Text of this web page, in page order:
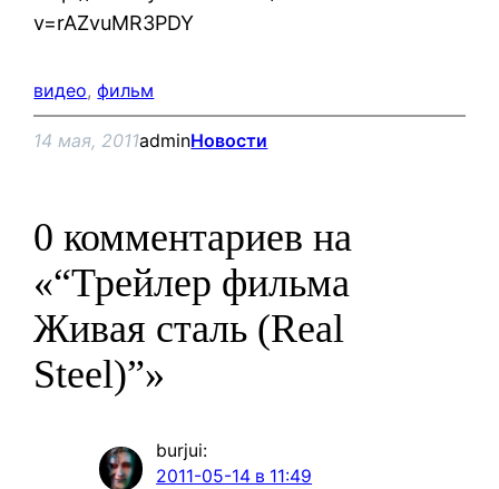
v=rAZvuMR3PDY
видео, фильм
14 мая, 2011adminНовости
0 комментариев на
«“Трейлер фильма
Живая сталь (Real
Steel)”»
burjui:
2011-05-14 в 11:49